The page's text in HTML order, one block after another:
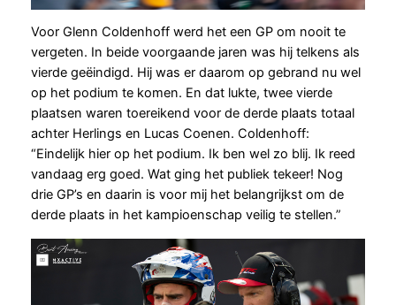
Voor Glenn Coldenhoff werd het een GP om nooit te
vergeten. In beide voorgaande jaren was hij telkens als
vierde geëindigd. Hij was er daarom op gebrand nu wel
op het podium te komen. En dat lukte, twee vierde
plaatsen waren toereikend voor de derde plaats totaal
achter Herlings en Lucas Coenen. Coldenhoff:
“Eindelijk hier op het podium. Ik ben wel zo blij. Ik reed
vandaag erg goed. Wat ging het publiek tekeer! Nog
drie GP’s en daarin is voor mij het belangrijkst om de
derde plaats in het kampioenschap veilig te stellen.”